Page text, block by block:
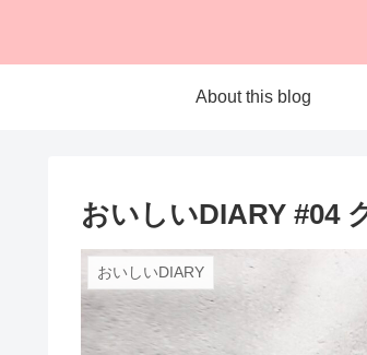
About this blog
おいしいDIARY #04
おいしいDIARY